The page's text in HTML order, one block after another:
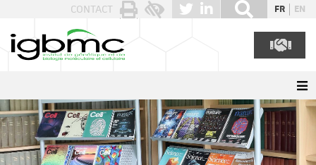
CONTACT FR EN
Panneau de gestion des cookies